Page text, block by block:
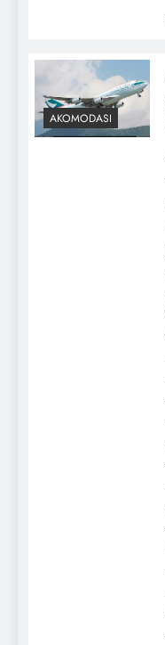
AKOMODASI